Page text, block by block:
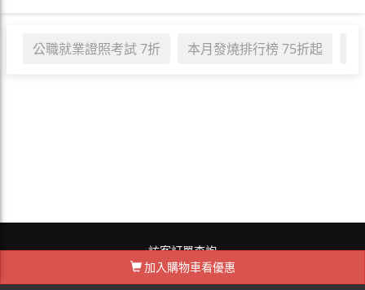
公職就業證照考試 7折 本月發燒排行榜 75折起
加入購物車看優惠
訪客訂單查詢